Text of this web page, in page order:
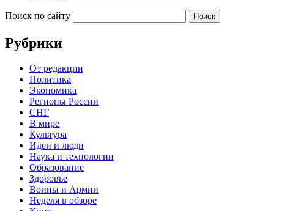
Поиск по сайту
Рубрики
От редакции
Политика
Экономика
Регионы России
СНГ
В мире
Культура
Идеи и люди
Наука и технологии
Образование
Здоровье
Воины и Армии
Неделя в обзоре